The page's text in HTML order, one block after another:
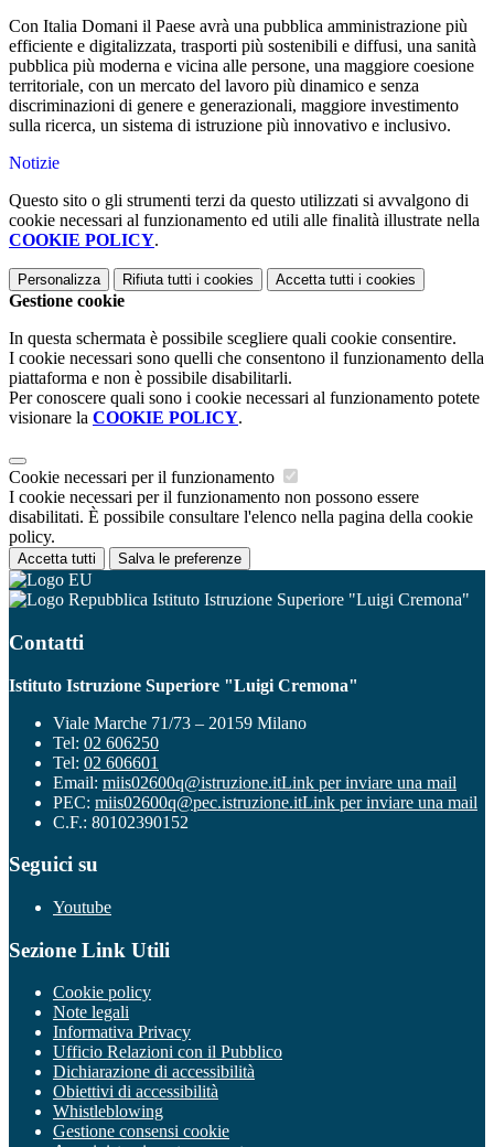
Con Italia Domani il Paese avrà una pubblica amministrazione più
efficiente e digitalizzata, trasporti più sostenibili e diffusi, una sanità
pubblica più moderna e vicina alle persone, una maggiore coesione
territoriale, con un mercato del lavoro più dinamico e senza
discriminazioni di genere e generazionali, maggiore investimento
sulla ricerca, un sistema di istruzione più innovativo e inclusivo.
Notizie
Questo sito o gli strumenti terzi da questo utilizzati si avvalgono di
cookie necessari al funzionamento ed utili alle finalità illustrate nella
COOKIE POLICY.
Personalizza Rifiuta tutti i cookies Accetta tutti i cookies
Gestione cookie
In questa schermata è possibile scegliere quali cookie consentire.
I cookie necessari sono quelli che consentono il funzionamento della
piattaforma e non è possibile disabilitarli.
Per conoscere quali sono i cookie necessari al funzionamento potete
visionare la COOKIE POLICY.
Cookie necessari per il funzionamento
I cookie necessari per il funzionamento non possono essere
disabilitati. È possibile consultare l'elenco nella pagina della cookie
policy.
Accetta tutti Salva le preferenze
Istituto Istruzione Superiore "Luigi Cremona"
Contatti
Istituto Istruzione Superiore "Luigi Cremona"
Viale Marche 71/73 – 20159 Milano
Tel: 02 606250
Tel: 02 606601
Email: miis02600q@istruzione.itLink per inviare una mail
PEC: miis02600q@pec.istruzione.itLink per inviare una mail
C.F.: 80102390152
Seguici su
Youtube
Sezione Link Utili
Cookie policy
Note legali
Informativa Privacy
Ufficio Relazioni con il Pubblico
Dichiarazione di accessibilità
Obiettivi di accessibilità
Whistleblowing
Gestione consensi cookie